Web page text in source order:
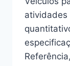
atividades